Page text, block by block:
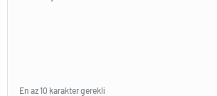
En az 10 karakter gerekli